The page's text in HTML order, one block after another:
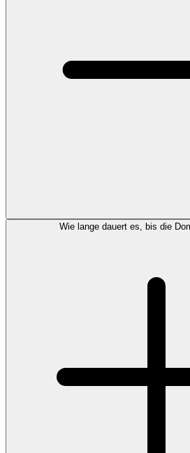
Wie lange dauert es, bis die